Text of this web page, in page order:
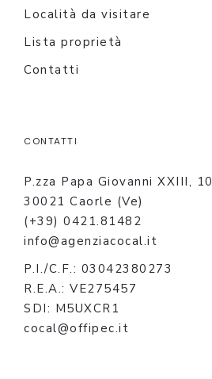
Località da visitare
Lista proprietà
Contatti
CONTATTI
P.zza Papa Giovanni XXIII, 10
30021 Caorle (Ve)
(+39) 0421.81482
info@agenziacocal.it
P.I./C.F.: 03042380273
R.E.A.: VE275457
SDI: M5UXCR1
cocal@offipec.it